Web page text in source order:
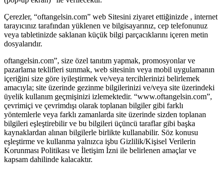
Çerezler, “oftangelsin.com” web Sitesini ziyaret ettiğinizde , internet
tarayıcınız tarafından yüklenen ve bilgisayarınız, cep telefonunuz
veya tabletinizde saklanan küçük bilgi parçacıklarını içeren metin
dosyalarıdır.
oftangelsin.com”, size özel tanıtım yapmak, promosyonlar ve
pazarlama teklifleri sunmak, web sitesinin veya mobil uygulamanın
içeriğini size göre iyileştirmek ve/veya tercihlerinizi belirlemek
amacıyla; site üzerinde gezinme bilgilerinizi ve/veya site üzerindeki
üyelik kullanım geçmişinizi izlemektedir. “www.oftangelsin.com”,
çevrimiçi ve çevrimdışı olarak toplanan bilgiler gibi farklı
yöntemlerle veya farklı zamanlarda site üzerinde sizden toplanan
bilgileri eşleştirebilir ve bu bilgileri üçüncü taraflar gibi başka
kaynaklardan alınan bilgilerle birlikte kullanabilir. Söz konusu
eşleştirme ve kullanma yalnızca işbu Gizlilik/Kişisel Verilerin
Korunması Politikası ve İletişim İzni ile belirlenen amaçlar ve
kapsam dahilinde kalacaktır.